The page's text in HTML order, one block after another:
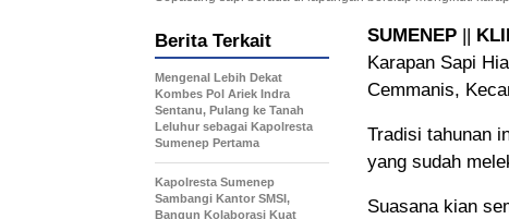
SUMENEP ||
Karapan Sapi
Cemmanis,
Tradisi tahunan
yang sudah
Suasana kian
Berita Terkait
Mengenal Lebih Dekat
Kombes Pol Ariek Indra
Sentanu, Pulang ke Tanah
Leluhur sebagai Kapolresta
Sumenep Pertama
Kapolresta Sumenep
Sambangi Kantor SMSI,
Bangun Kolaborasi Kuat